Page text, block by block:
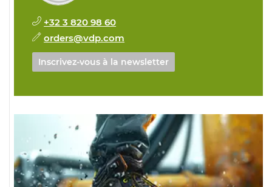
+32 3 820 98 60
orders@vdp.com
Inscrivez-vous à la newsletter